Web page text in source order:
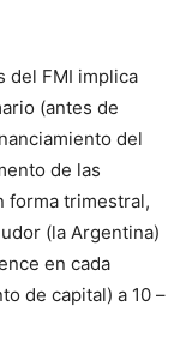
del FMI implica
(antes de
del
de las
forma trimestral,
(la Argentina)
en cada
de capital) a 10 –